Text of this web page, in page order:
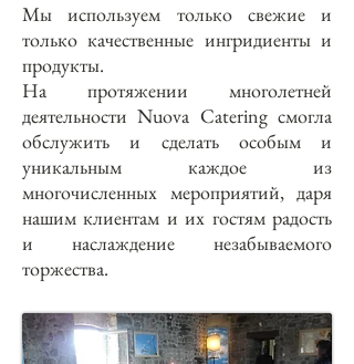
Мы используем только свежие и
только качественные ингридиенты и
продукты.
На протяжении многолетней
деятельности Nuova Catering смогла
обслужить и сделать особым и
уникальным каждое из
многочисленных мероприятий, даря
нашим клиентам и их гостям радость
и наслаждение незабываемого
торжества.